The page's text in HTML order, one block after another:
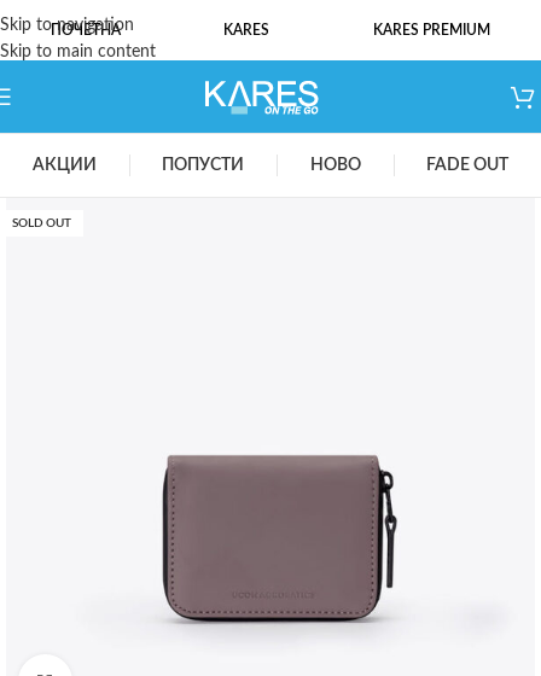
Skip to navigation
Skip to main content
ПОЧЕТНА KARES KARES PREMIUM
АКЦИИ ПОПУСТИ НОВО FADE OUT
SOLD OUT